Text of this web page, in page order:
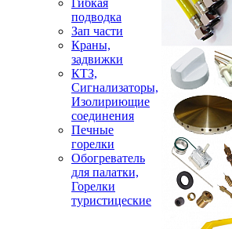
Гибкая
подводка
Зап части
Краны,
задвижки
КТЗ,
Сигнализаторы,
Изолириющие
соединения
Печные
горелки
Обогреватель
для палатки,
Горелки
туристицеские